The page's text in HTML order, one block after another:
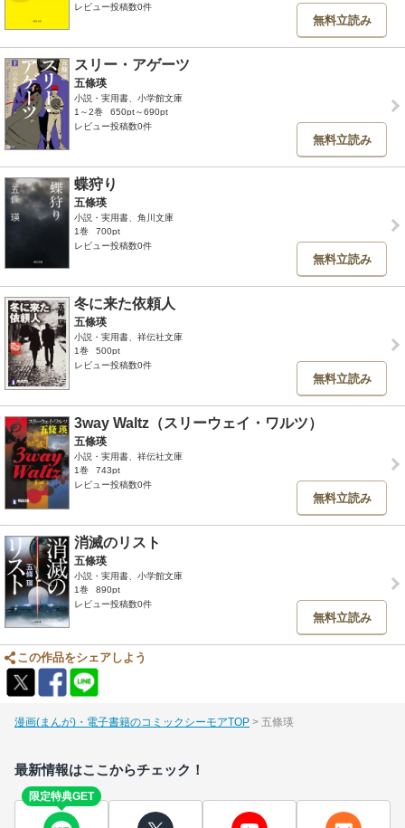
レビュー投稿数0件
無料立読み
スリー・アゲーツ
五條瑛
小説・実用書、小学館文庫
1～2巻
650pt～690pt
レビュー投稿数0件
無料立読み
蝶狩り
五條瑛
小説・実用書、角川文庫
1巻
700pt
レビュー投稿数0件
無料立読み
冬に来た依頼人
五條瑛
小説・実用書、祥伝社文庫
1巻
500pt
レビュー投稿数0件
無料立読み
3way Waltz（スリーウェイ・ワルツ）
五條瑛
小説・実用書、祥伝社文庫
1巻
743pt
レビュー投稿数0件
無料立読み
消滅のリスト
五條瑛
小説・実用書、小学館文庫
1巻
890pt
レビュー投稿数0件
無料立読み
この作品をシェアしよう
漫画(まんが)・電子書籍のコミックシーモアTOP 五條瑛
最新情報はここからチェック！
限定特典GET